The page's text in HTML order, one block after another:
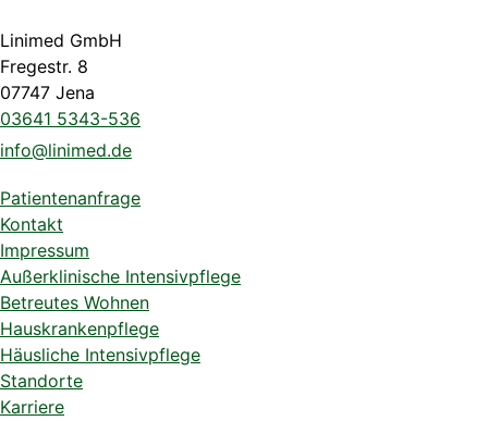
Linimed GmbH
Fregestr. 8
07747 Jena
03641 5343-536
info@linimed.de
Patientenanfrage
Kontakt
Impressum
Außerklinische Intensivpflege
Betreutes Wohnen
Hauskrankenpflege
Häusliche Intensivpflege
Standorte
Karriere